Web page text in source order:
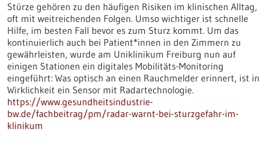
Stürze gehören zu den häufigen Risiken im klinischen Alltag,
oft mit weitreichenden Folgen. Umso wichtiger ist schnelle
Hilfe, im besten Fall bevor es zum Sturz kommt. Um das
kontinuierlich auch bei Patient*innen in den Zimmern zu
gewährleisten, wurde am Uniklinikum Freiburg nun auf
einigen Stationen ein digitales Mobilitäts-Monitoring
eingeführt: Was optisch an einen Rauchmelder erinnert, ist in
Wirklichkeit ein Sensor mit Radartechnologie.
https://www.gesundheitsindustrie-
bw.de/fachbeitrag/pm/radar-warnt-bei-sturzgefahr-im-
klinikum